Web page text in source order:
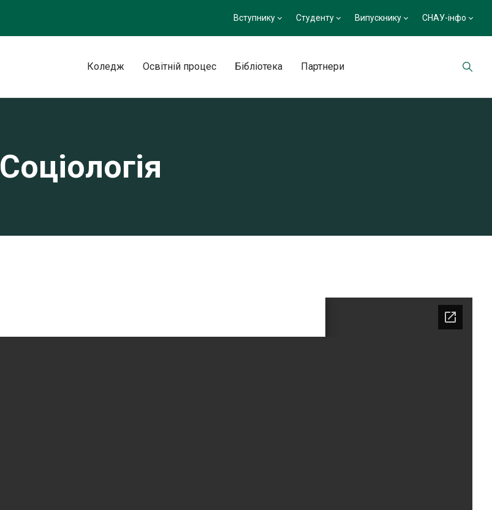
Вступнику Студенту Випускнику СНАУ-інфо
Коледж Освітній процес Бібліотека Партнери
Соціологія